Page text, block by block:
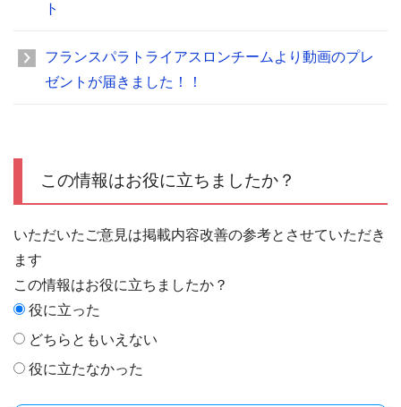
ト
フランスパラトライアスロンチームより動画のプレ
ゼントが届きました！！
この情報はお役に立ちましたか？
いただいたご意見は掲載内容改善の参考とさせていただき
ます
この情報はお役に立ちましたか？
役に立った
どちらともいえない
役に立たなかった